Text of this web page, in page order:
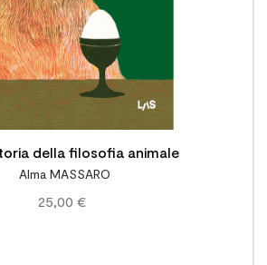
della filosofia animale
Alma MASSARO
25,00 €